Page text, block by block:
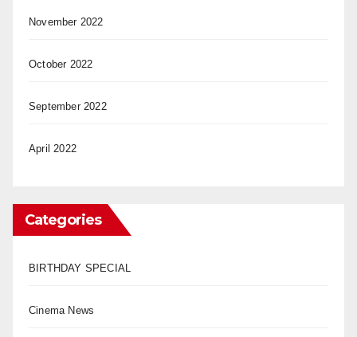
November 2022
October 2022
September 2022
April 2022
Categories
BIRTHDAY SPECIAL
Cinema News